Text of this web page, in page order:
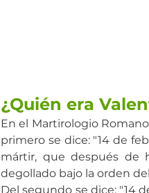
¿Quién era
En el Martirologio
primero se dice: "14 de
mártir, que después de
degollado bajo la orden
Del segundo se dice: "14